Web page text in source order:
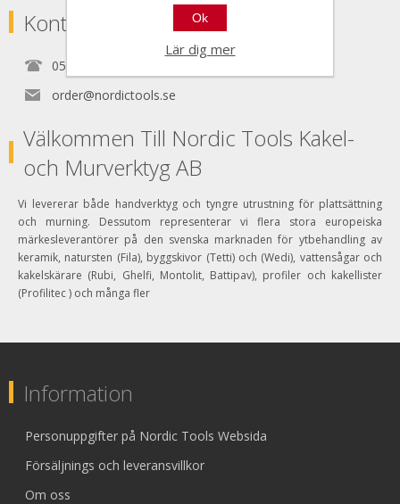
Kontakta
0525150890
order@nordictools.se
Välkommen Till Nordic Tools Kakel-
och Murverktyg AB
Vi levererar både handverktyg och tyngre utrustning för plattsättning
och murning. Dessutom representerar vi flera stora europeiska
märkesleverantörer på den svenska marknaden för ytbehandling av
keramik, natursten (Fila), byggskivor (Tetti) och (Wedi), vattensågar och
kakelskärare (Rubi, Ghelfi, Montolit, Battipav), profiler och kakellister
(Profilitec ) och många fler
Information
Personuppgifter på Nordic Tools Websida
Försäljnings och leveransvillkor
Om oss
Ok
Lär dig mer